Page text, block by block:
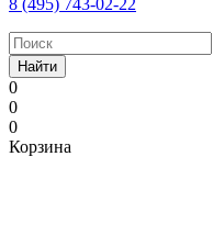
8 (495) 743-02-22
Найти
0
0
0
Корзина